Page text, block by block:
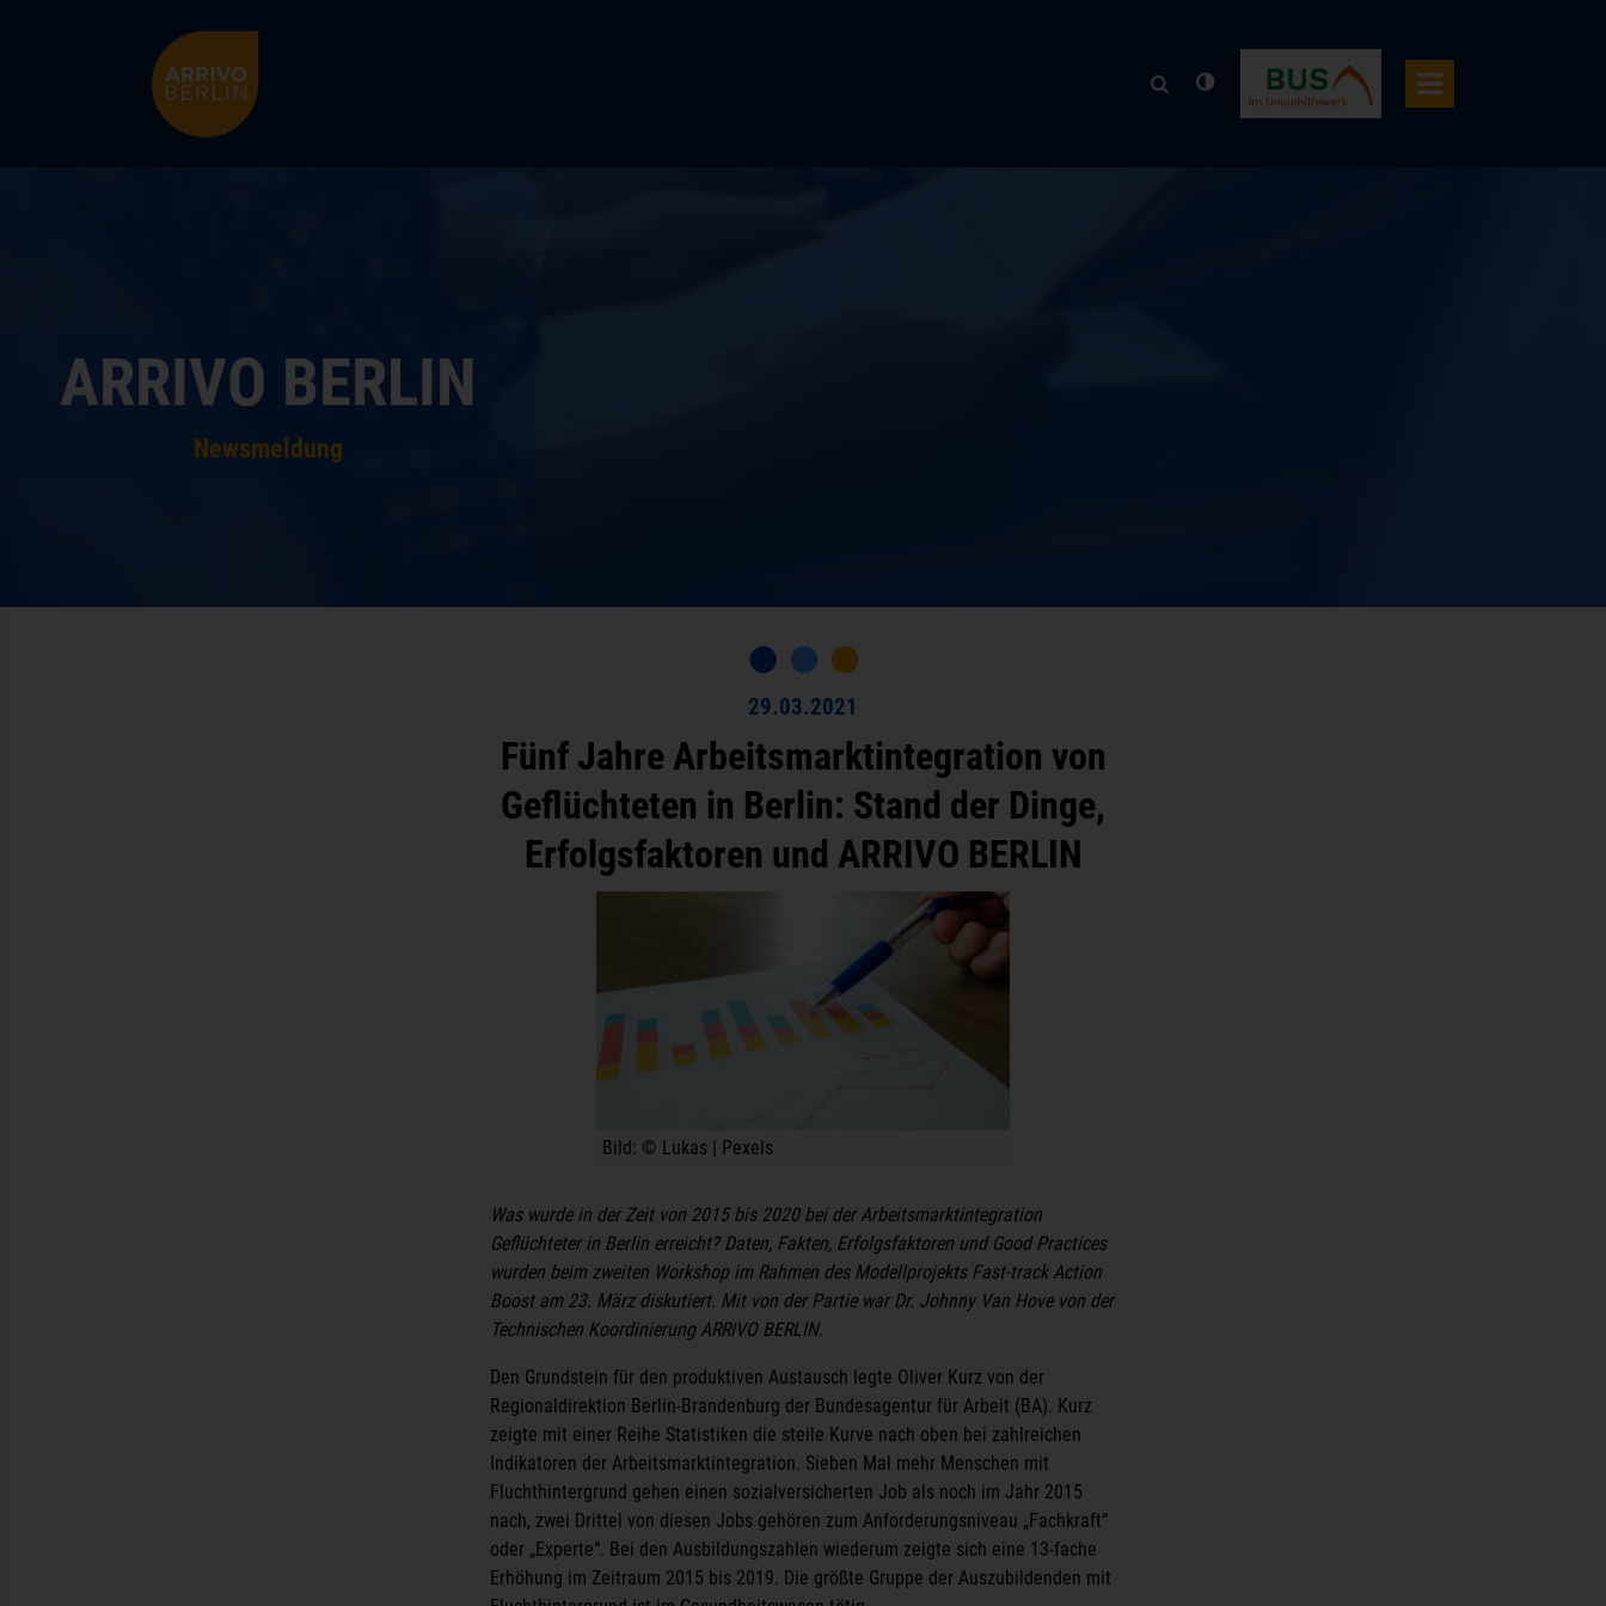
Suchphrase
ARRIVO BERLIN
Newsmeldung
29.03.2021
Fünf Jahre Arbeitsmarktintegration von
Geflüchteten in Berlin: Stand der Dinge,
Erfolgsfaktoren und ARRIVO BERLIN
Bild: © Lukas | Pexels
Was wurde in der Zeit von 2015 bis 2020 bei der Arbeitsmarktintegration
Geflüchteter in Berlin erreicht? Daten, Fakten, Erfolgsfaktoren und Good Practices
wurden beim zweiten Workshop im Rahmen des Modellprojekts Fast-track Action
Boost am 23. März diskutiert. Mit von der Partie war Dr. Johnny Van Hove von der
Technischen Koordinierung ARRIVO BERLIN.
Den Grundstein für den produktiven Austausch legte Oliver Kurz von der
Regionaldirektion Berlin-Brandenburg der Bundesagentur für Arbeit (BA). Kurz
zeigte mit einer Reihe Statistiken die steile Kurve nach oben bei zahlreichen
Indikatoren der Arbeitsmarktintegration. Sieben Mal mehr Menschen mit
Fluchthintergrund gehen einen sozialversicherten Job als noch im Jahr 2015
nach, zwei Drittel von diesen Jobs gehören zum Anforderungsniveau „Fachkraft“
oder „Experte“. Bei den Ausbildungszahlen wiederum zeigte sich eine 13-fache
Erhöhung im Zeitraum 2015 bis 2019. Die größte Gruppe der Auszubildenden mit
schließen